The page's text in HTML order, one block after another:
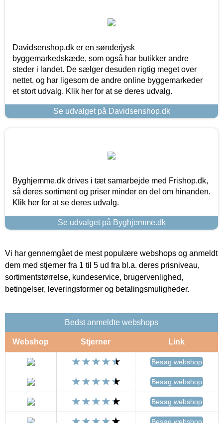
Davidsenshop.dk er en sønderjysk
byggemarkedskæde, som også har butikker andre
steder i landet. De sælger desuden rigtig meget over
nettet, og har ligesom de andre online byggemarkeder
et stort udvalg. Klik her for at se deres udvalg.
Se udvalget på Davidsenshop.dk
Byghjemme.dk drives i tæt samarbejde med Frishop.dk,
så deres sortiment og priser minder en del om hinanden.
Klik her for at se deres udvalg.
Se udvalget på Byghjemme.dk
Vi har gennemgået de mest populære webshops og anmeldt
dem med stjerner fra 1 til 5 ud fra bl.a. deres prisniveau,
sortimentstørrelse, kundeservice, brugervenlighed,
betingelser, leveringsformer og betalingsmuligheder.
Bedst anmeldte webshops
Webshop Stjerner Link
Besøg webshop
Besøg webshop
Besøg webshop